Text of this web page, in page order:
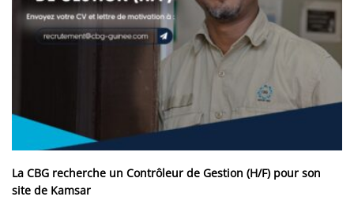
La CBG recherche un Contrôleur de Gestion (H/F) pour son
site de Kamsar